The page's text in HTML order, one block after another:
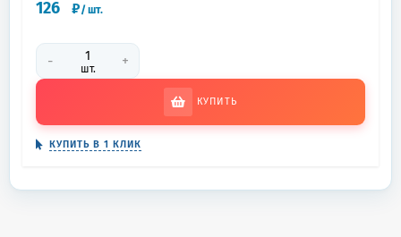
126 ₽/шт.
- шт. +
КУПИТЬ
КУПИТЬ В 1 КЛИК